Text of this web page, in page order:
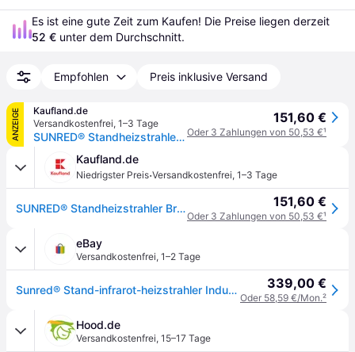
52 € unter dem Durchschnitt.
Empfohlen Preis inklusive Versand
ANZEIGE
Kaufland.de
Versandkostenfrei, 1–3 Tage
SUNRED® Standheizstrahler Bright Indus II Standing Black 2100W
151,60 €
Oder 3 Zahlungen von 50,53 €¹
Kaufland.de
Niedrigster Preis·Versandkostenfrei, 1–3 Tage
SUNRED® Standheizstrahler Bright Indus II Standing Black 2100W 151,60 €
Oder 3 Zahlungen von 50,53 €¹
eBay
Versandkostenfrei, 1–2 Tage
Sunred® Stand-infrarot-heizstrahler Indus Ii Bright Standing Black 2100 Watt Sch 339,00 €
Oder 58,59 €/Mon.²
Hood.de
Versandkostenfrei, 15–17 Tage